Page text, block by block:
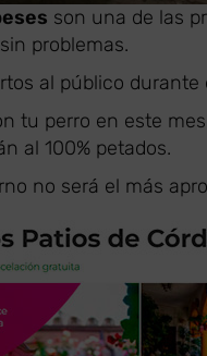
son una de las
problemas.
al público durante
tu perro en este
al 100% petados.
no será el más